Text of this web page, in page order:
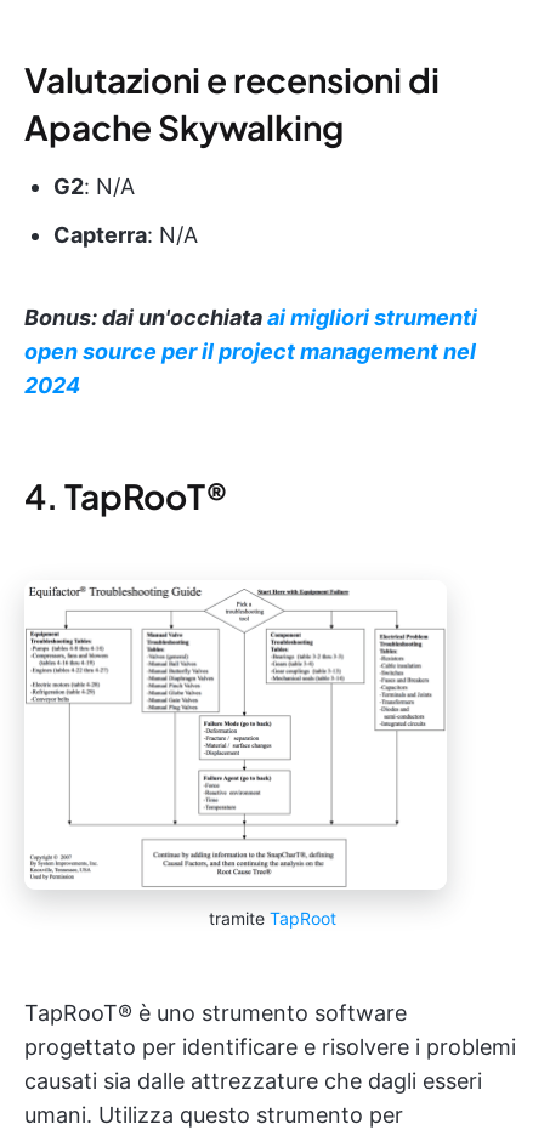
Valutazioni e recensioni di
Apache Skywalking
G2: N/A
Capterra: N/A
Bonus: dai un'occhiataai migliori strumenti
open source per il project management nel
2024
4. TapRooT®
tramite TapRoot
TapRooT® è uno strumento software
progettato per identificare e risolvere i problemi
causati sia dalle attrezzature che dagli esseri
umani. Utilizza questo strumento per